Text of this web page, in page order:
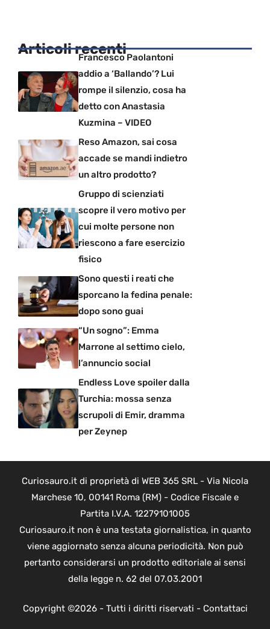
Articoli recentiFrancesco Paolantoni
addio a ‘Ballando’? Lui
rompe il silenzio, cosa ha
detto con Anastasia
Kuzmina – VIDEO
Reso Amazon, sai cosa
accade se mandi indietro
un altro prodotto?
Gruppo di scienziati
scopre il vero motivo per
cui molte persone non
riescono a fare esercizio
fisico
Sono questi i reati che
sporcano la fedina penale:
dopo sono guai
“Un sogno”: Emma
Marrone al settimo cielo,
l’annuncio social
Endless Love spoiler dalla
Turchia: mossa senza
scrupoli di Emir, dramma
per Zeynep
Curiosauro.it di proprietà di WEB 365 SRL - Via Nicola
Marchese 10, 00141 Roma (RM) - Codice Fiscale e
Partita I.V.A. 12279101005
Curiosauro.it non è una testata giornalistica, in quanto
viene aggiornato senza alcuna periodicità. Non può
pertanto considerarsi un prodotto editoriale ai sensi
della legge n. 62 del 07.03.2001
Copyright ©2026 - Tutti i diritti riservati - Contattaci